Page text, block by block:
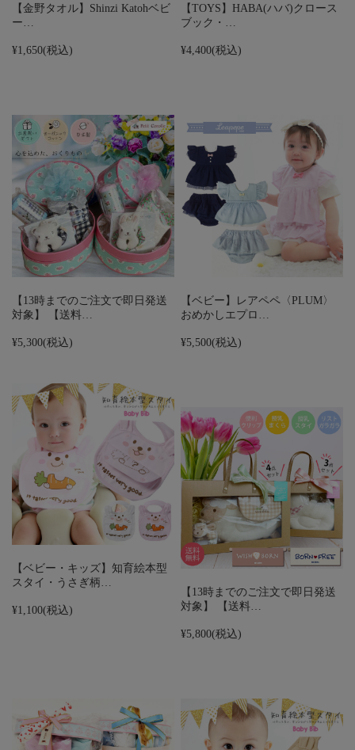
【金野タオル】Shinzi Katohベビ
ー…
¥1,650(税込)
【TOYS】HABA(ハバ)クロース
ブック・…
¥4,400(税込)
【13時までのご注文で即日発送
対象】 【送料…
¥5,300(税込)
【ベビー】レアペペ〈PLUM〉
おめかしエプロ…
¥5,500(税込)
【ベビー・キッズ】知育絵本型
スタイ・うさぎ柄…
¥1,100(税込)
【13時までのご注文で即日発送
対象】 【送料…
¥5,800(税込)